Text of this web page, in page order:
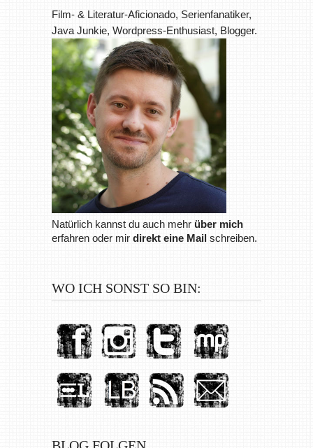
Film- & Literatur-Aficionado, Serienfanatiker,
Java Junkie, Wordpress-Enthusiast, Blogger.
Natürlich kannst du auch mehr über mich
erfahren oder mir direkt eine Mailschreiben.
WO ICH SONST SO BIN: